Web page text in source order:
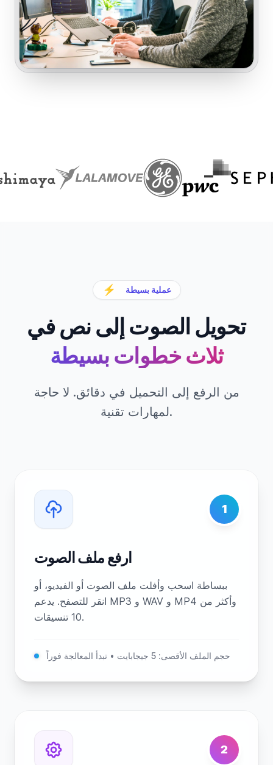
⚡ عملية بسيطة
تحويل الصوت إلى نص في
ثلاث خطوات بسيطة
من الرفع إلى التحميل في دقائق. لا حاجة
لمهارات تقنية.
1
ارفع ملف الصوت
ببساطة اسحب وأفلت ملف الصوت أو الفيديو، أو
انقر للتصفح. يدعم MP3 و WAV و MP4 وأكثر من
10 تنسيقات.
حجم الملف الأقصى: 5 جيجابايت • تبدأ المعالجة فوراً
2